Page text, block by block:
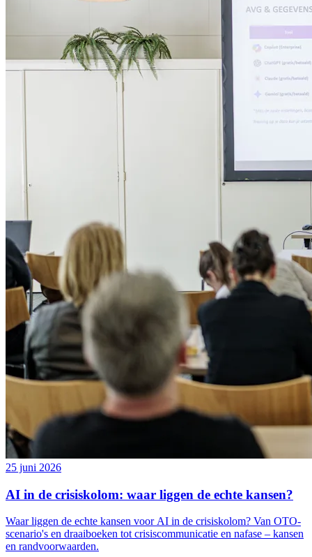
25 juni 2026
AI in de crisiskolom: waar liggen de echte kansen?
Waar liggen de echte kansen voor AI in de crisiskolom? Van OTO-
scenario's en draaiboeken tot crisiscommunicatie en nafase – kansen
en randvoorwaarden.